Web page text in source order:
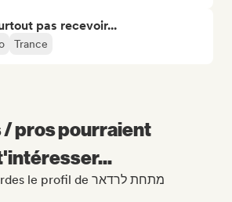
pas recevoir...
Trance
/ pros pourraient
Parce que tu regardes le profil de מתחת לרדאר